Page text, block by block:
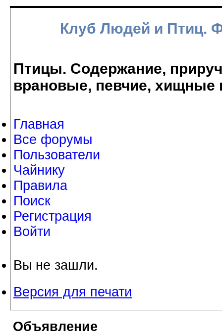
Клуб Людей и Птиц.
Птицы. Содержание,
врановые, певчие, хищные
Главная
Все форумы
Пользователи
Чайнику
Правила
Поиск
Регистрация
Войти
Вы не зашли.
Версия для печати
Объявление